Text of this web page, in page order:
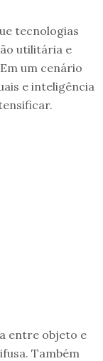
tecnologias
utilitária e
um cenário
e inteligência
entre objeto e
Também